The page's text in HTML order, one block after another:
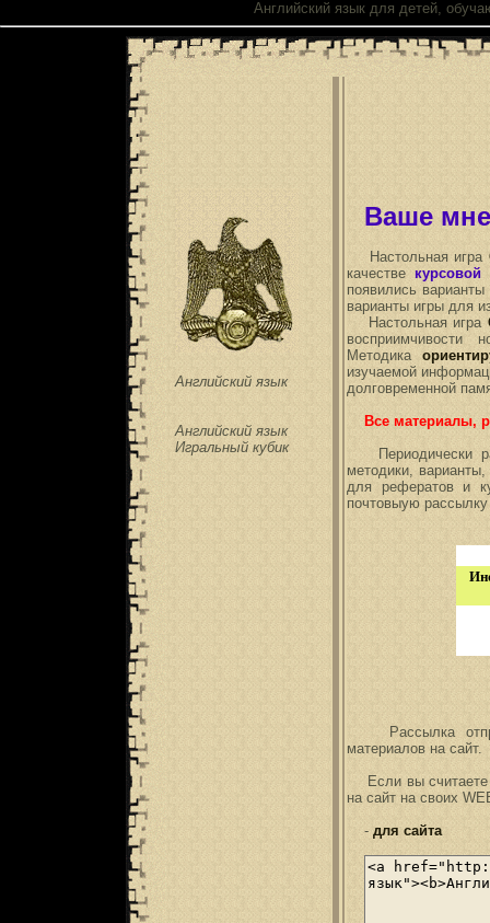
Английский язык для детей,
Английский язык
Английский язык
Игральный кубик
Ваше
Настольная игра
качестве
появились
варианты игры для
Настольная игра
восприимчивости
Методика
изучаемой
долговременной
Все материалы,
Периодически
методики,
для рефератов и
почтовыую
Рассылка
материалов на сайт.
Если вы
на сайт на своих
- для сайта